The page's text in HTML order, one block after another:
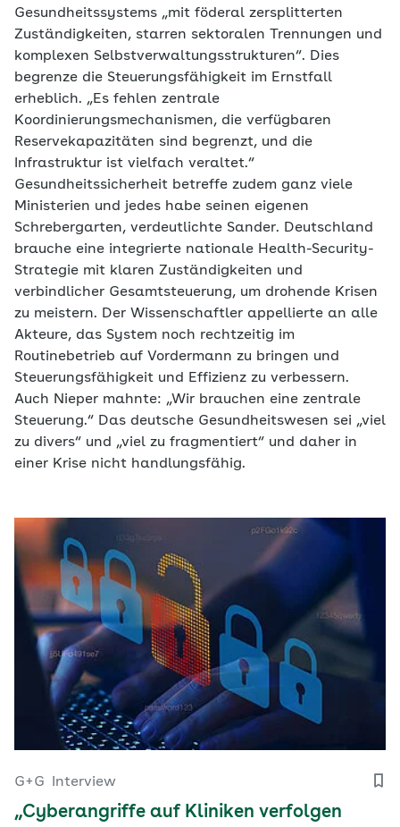
Gesundheitssystems „mit föderal zersplitterten
Zuständigkeiten, starren sektoralen Trennungen und
komplexen Selbstverwaltungsstrukturen“. Dies
begrenze die Steuerungsfähigkeit im Ernstfall
erheblich. „Es fehlen zentrale
Koordinierungsmechanismen, die verfügbaren
Reservekapazitäten sind begrenzt, und die
Infrastruktur ist vielfach veraltet.“
Gesundheitssicherheit betreffe zudem ganz viele
Ministerien und jedes habe seinen eigenen
Schrebergarten, verdeutlichte Sander. Deutschland
brauche eine integrierte nationale Health-Security-
Strategie mit klaren Zuständigkeiten und
verbindlicher Gesamtsteuerung, um drohende Krisen
zu meistern. Der Wissenschaftler appellierte an alle
Akteure, das System noch rechtzeitig im
Routinebetrieb auf Vordermann zu bringen und
Steuerungsfähigkeit und Effizienz zu verbessern.
Auch Nieper mahnte: „Wir brauchen eine zentrale
Steuerung.“ Das deutsche Gesundheitswesen sei „viel
zu divers“ und „viel zu fragmentiert“ und daher in
einer Krise nicht handlungsfähig.
G+G Interview
„Cyberangriffe auf Kliniken verfolgen